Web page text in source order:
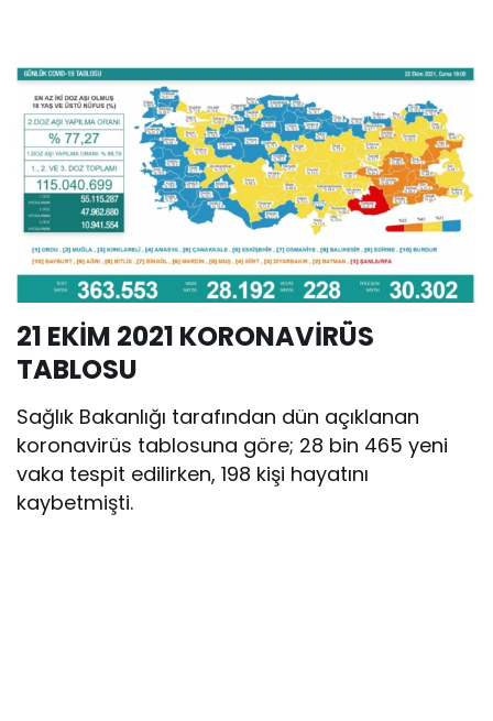
21 EKİM 2021 KORONAVİRÜS
TABLOSU
Sağlık Bakanlığı tarafından dün açıklanan
koronavirüs tablosuna göre; 28 bin 465 yeni
vaka tespit edilirken, 198 kişi hayatını
kaybetmişti.